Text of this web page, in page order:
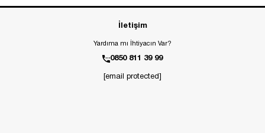
İletişim
Yardıma mı İhtiyacın Var?
0850 811 39 99
[email protected]